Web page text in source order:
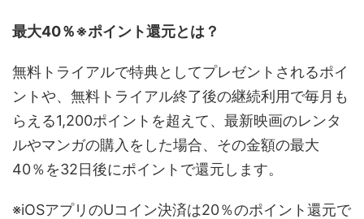
最大40％※ポイント還元とは？
無料トライアルで特典としてプレゼントされるポイ
ントや、無料トライアル終了後の継続利用で毎月も
らえる1,200ポイントを超えて、最新映画のレンタ
ルやマンガの購入をした場合、その金額の最大
40％を32日後にポイントで還元します。
※iOSアプリのUコイン決済は20％のポイント還元で